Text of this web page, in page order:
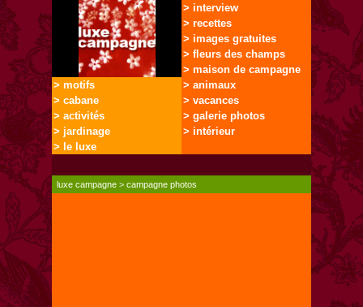
> interview
> recettes
> images gratuites
> fleurs des champs
> maison de campagne
> motifs
> cabane
> activités
> jardinage
> le luxe
> animaux
> vacances
> galerie photos
> intérieur
luxe campagne >campagne photos